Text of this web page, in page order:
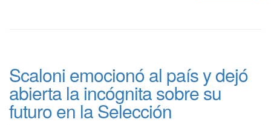
Scaloni emocionó al país y dejó
abierta la incógnita sobre su
futuro en la Selección